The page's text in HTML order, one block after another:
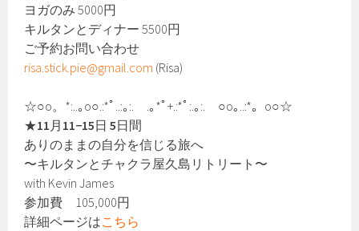
ヨガのみ 5000円
キルタンとディナー 5500円
ご予約お問い合わせ
risa.stick.pie@gmail.com (Risa)
☆○o。*:..｡o○.:*ﾟ..:｡:. .｡*ﾟ+.:*ﾟ:.｡:. ○o｡..:*。o○☆
★11月 11−15日 5日間
ありのままの自分を信じる旅へ
〜キルタンとチャクラ屋久島リトリート〜
with Kevin James
参加費 105,000円
詳細ページはこちら